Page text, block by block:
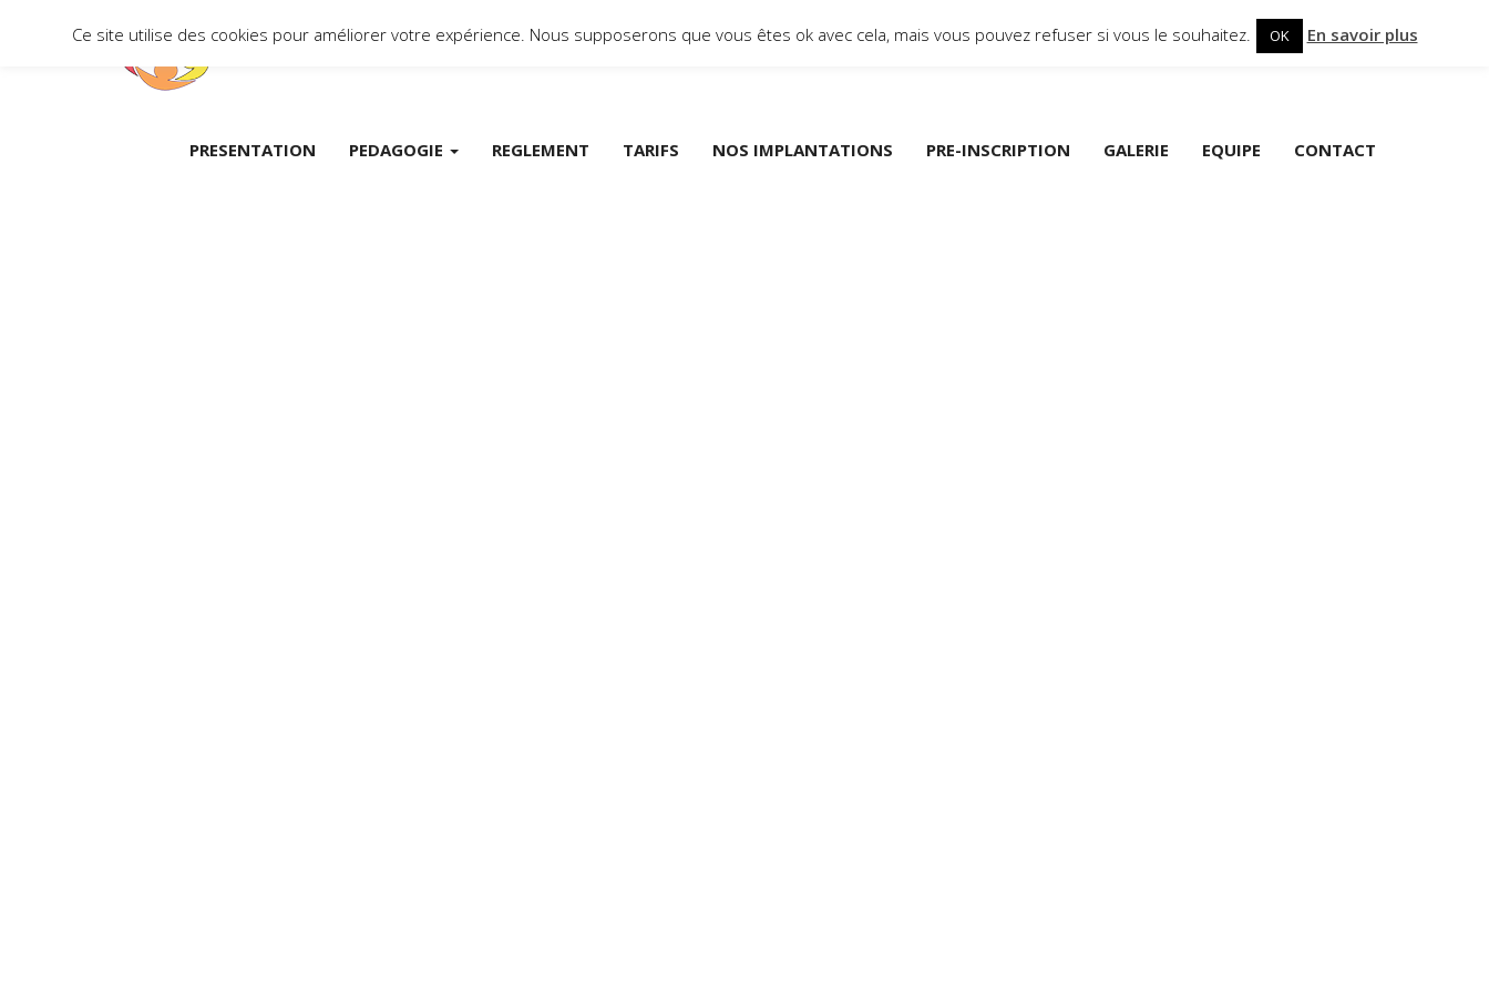
PRESENTATION PEDAGOGIE REGLEMENT TARIFS NOS IMPLANTATIONS PRE-INSCRIPTION GALERIE EQUIPE CONTACT
Ce site utilise des cookies pour améliorer votre expérience. Nous supposerons que vous êtes ok avec cela, mais vous pouvez refuser si vous le souhaitez. OK En savoir plus